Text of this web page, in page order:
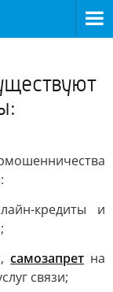
кредиты и
самозапрет на
связи;